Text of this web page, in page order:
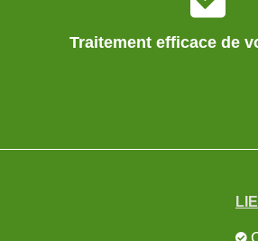
Traitement efficace de